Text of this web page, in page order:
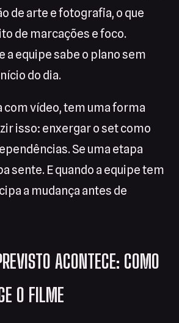
de arte e fotografia, o que
de marcações e foco.
a equipe sabe o plano sem
do dia.
com vídeo, tem uma forma
isso: enxergar o set como
Se uma etapa
sente. E quando a equipe tem
a mudança antes de
ACONTECE: COMO
O FILME